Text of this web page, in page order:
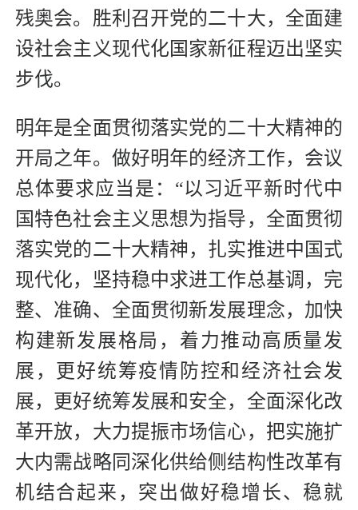
残奥会。胜利召开党的二十大，全面建
设社会主义现代化国家新征程迈出坚实
步伐。
明年是全面贯彻落实党的二十大精神的
开局之年。做好明年的经济工作，会议
总体要求应当是：“以习近平新时代中
国特色社会主义思想为指导，全面贯彻
落实党的二十大精神，扎实推进中国式
现代化，坚持稳中求进工作总基调，完
整、准确、全面贯彻新发展理念，加快
构建新发展格局，着力推动高质量发
展，更好统筹疫情防控和经济社会发
展，更好统筹发展和安全，全面深化改
革开放，大力提振市场信心，把实施扩
大内需战略同深化供给侧结构性改革有
机结合起来，突出做好稳增长、稳就